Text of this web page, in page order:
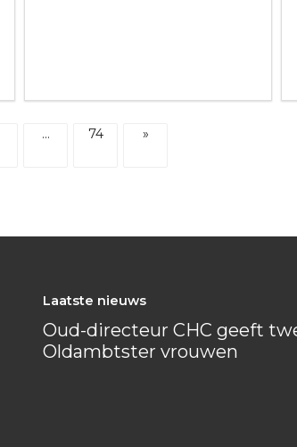
… 74 »
Laatste nieuws
Oud-directeur CHC geeft
Oldambtster vrouwen